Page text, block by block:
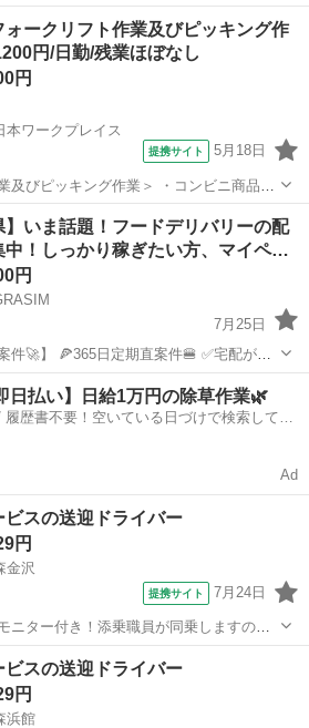
にいくら手元に残るか不安…」そんな声
、不透明な「想定月収」ではなく、日給
ー 貨物
ォークリフト作業及びピッキング作
円/日勤/残業ほぼなし
円
本ワークプレイス
提携サイト 5月18日
及びピッキング作業＞ ・コンビニ商品の
する商品を上部にある予備棚よりフォー
業 ・トラックにて入荷された商品をフォ
予備棚...
ドライバー
】いま話題！フードデリバリーの配
中！しっかり稼ぎたい方、マイペ…
円
7月25日
】 🍕365日定期直案件🍔 ✅宅配が嫌
心売上システム🔥 日当換算で30,...
ー 1件
日払い】日給1万円の除草作業🌿
歴書不要！空いている日づけで検索して即
Ad
ビスの送迎ドライバー
円
金沢
提携サイト 7月24日
ニター付き！添乗職員が同乗しますので
イサービスを利用されるお客様の送迎
・ハイエース)の運転、各種点検 ※乗
い...
ー
ビスの送迎ドライバー
円
浜館